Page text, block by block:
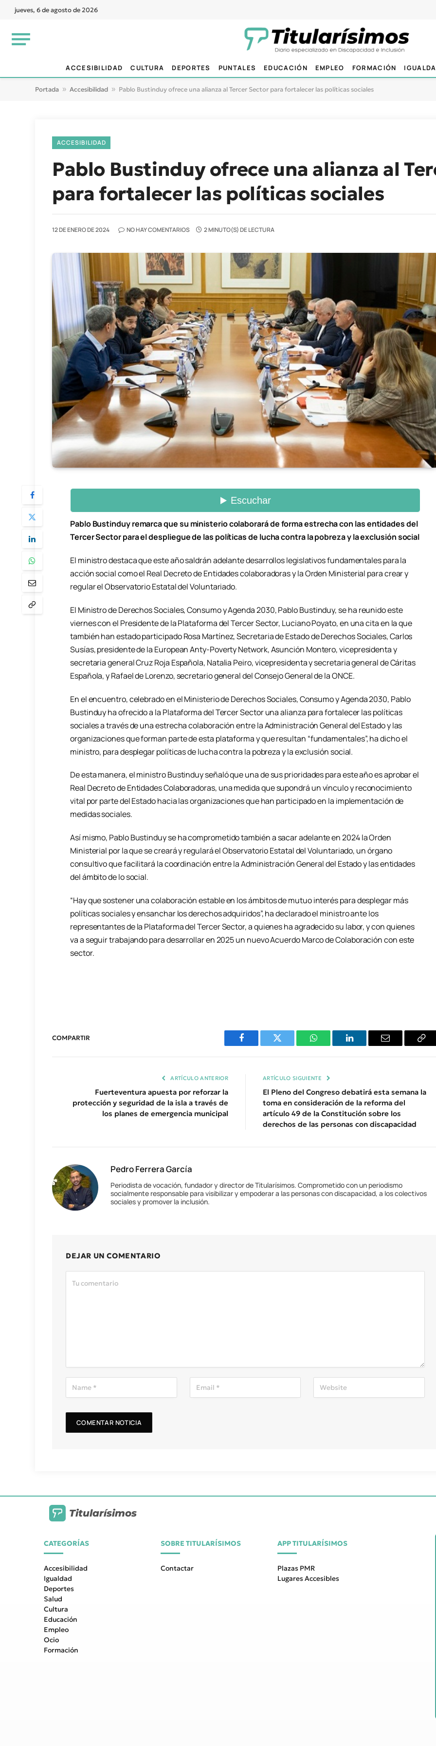
jueves, 6 de agosto de 2026
ACCESIBILIDAD CULTURA DEPORTES PUNTALES EDUCACIÓN EMPLEO FORMACIÓN
Portada » Accesibilidad » Pablo Bustinduy ofrece una alianza al Tercer Sector para fortalecer las políticas sociales
ACCESIBILIDAD
Pablo Bustinduy ofrece una alianza al
para fortalecer las políticas sociales
12 DE ENERO DE 2024 NO HAY COMENTARIOS 2 MINUTO(S) DE LECTURA
Pablo Bustinduy remarca que su ministerio colaborará de forma estrecha con las entidades del
Tercer Sector para el despliegue de las políticas de lucha contra la pobreza y la exclusión social
El ministro destaca que este año saldrán adelante desarrollos legislativos fundamentales para la
acción social como el Real Decreto de Entidades colaboradoras y la Orden Ministerial para crear y
regular el Observatorio Estatal del Voluntariado.
El Ministro de Derechos Sociales, Consumo y Agenda 2030, Pablo Bustinduy, se ha reunido este
viernes con el Presidente de la Plataforma del Tercer Sector, Luciano Poyato, en una cita en la que
también han estado participado Rosa Martínez, Secretaria de Estado de Derechos Sociales, Carlos
Susías, presidente de la European Anty-Poverty Network, Asunción Montero, vicepresidenta y
secretaria general Cruz Roja Española, Natalia Peiro, vicepresidenta y secretaria general de Cáritas
Española, y Rafael de Lorenzo, secretario general del Consejo General de la ONCE.
En el encuentro, celebrado en el Ministerio de Derechos Sociales, Consumo y Agenda 2030, Pablo
Bustinduy ha ofrecido a la Plataforma del Tercer Sector una alianza para fortalecer las políticas
sociales a través de una estrecha colaboración entre la Administración General del Estado y las
organizaciones que forman parte de esta plataforma y que resultan “fundamentales”, ha dicho el
ministro, para desplegar políticas de lucha contra la pobreza y la exclusión social.
De esta manera, el ministro Bustinduy señaló que una de sus prioridades para este año es aprobar el
Real Decreto de Entidades Colaboradoras, una medida que supondrá un vínculo y reconocimiento
vital por parte del Estado hacia las organizaciones que han participado en la implementación de
medidas sociales.
Así mismo, Pablo Bustinduy se ha comprometido también a sacar adelante en 2024 la Orden
Ministerial por la que se creará y regulará el Observatorio Estatal del Voluntariado, un órgano
consultivo que facilitará la coordinación entre la Administración General del Estado y las entidades
del ámbito de lo social.
“Hay que sostener una colaboración estable en los ámbitos de mutuo interés para desplegar más
políticas sociales y ensanchar los derechos adquiridos”, ha declarado el ministro ante los
representantes de la Plataforma del Tercer Sector, a quienes ha agradecido su labor, y con quienes
va a seguir trabajando para desarrollar en 2025 un nuevo Acuerdo Marco de Colaboración con este
sector.
COMPARTIR
Facebook Twitter WhatsAppLinkedIn Email
ARTÍCULO ANTERIOR
Fuerteventura apuesta por reforzar la
protección y seguridad de la isla a través de
los planes de emergencia municipal
ARTÍCULO SIGUIENTE
El Pleno del Congreso debatirá esta semana la
toma en consideración de la reforma del
artículo 49 de la Constitución sobre los
derechos de las personas con discapacidad
Pedro Ferrera García
Periodista de vocación, fundador y director de Titularísimos. Comprometido con un periodismo
socialmente responsable para visibilizar y empoderar a las personas con discapacidad, a los colectivos
sociales y promover la inclusión.
DEJAR UN COMENTARIO
Titularísimos
CATEGORÍAS
Accesibilidad
Igualdad
Deportes
Salud
Cultura
Educación
Empleo
Ocio
Formación
SOBRE TITULARÍSIMOS
Contactar
APP TITULARÍSIMOS
Plazas PMR
Lugares Accesibles